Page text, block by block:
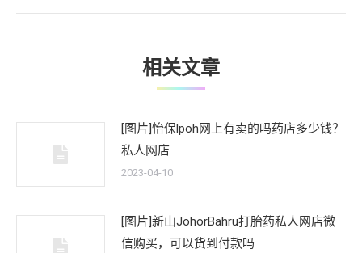
文
相关文章
[图片]怡保lpoh网上有卖的吗药店多少钱？
私人网店
2023-04-10
[图片]新山JohorBahru打胎药私人网店微
信购买，可以货到付款吗